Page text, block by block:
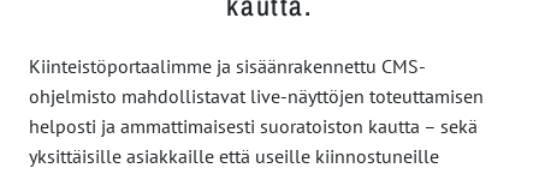
Kiinteistöportaalimme ja sisäänrakennettu CMS-
ohjelmisto mahdollistavat live-näyttöjen toteuttamisen
helposti ja ammattimaisesti suoratoiston kautta – sekä
yksittäisille asiakkaille että useille kiinnostuneille